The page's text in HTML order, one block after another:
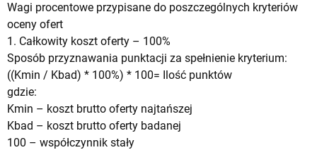
Wagi procentowe przypisane do poszczególnych kryteriów
oceny ofert
1. Całkowity koszt oferty – 100%
Sposób przyznawania punktacji za spełnienie kryterium:
((Kmin / Kbad) * 100%) * 100= Ilość punktów
gdzie:
Kmin – koszt brutto oferty najtańszej
Kbad – koszt brutto oferty badanej
100 – współczynnik stały